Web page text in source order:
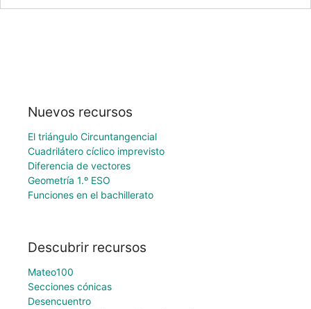
Nuevos recursos
El triángulo Circuntangencial
Cuadrilátero cíclico imprevisto
Diferencia de vectores
Geometría 1.º ESO
Funciones en el bachillerato
Descubrir recursos
Mateo100
Secciones cónicas
Desencuentro